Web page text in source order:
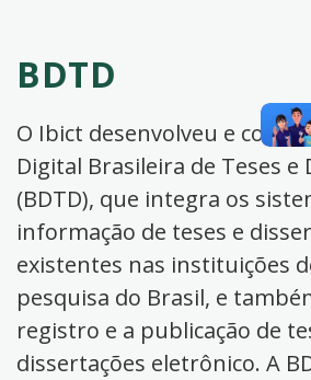
BDTD
O Ibict desenvolveu e
Digital Brasileira de Teses e
(BDTD), que integra os
informação de teses e
existentes nas instituições
pesquisa do Brasil, e
registro e a publicação de
dissertações eletrônico. A